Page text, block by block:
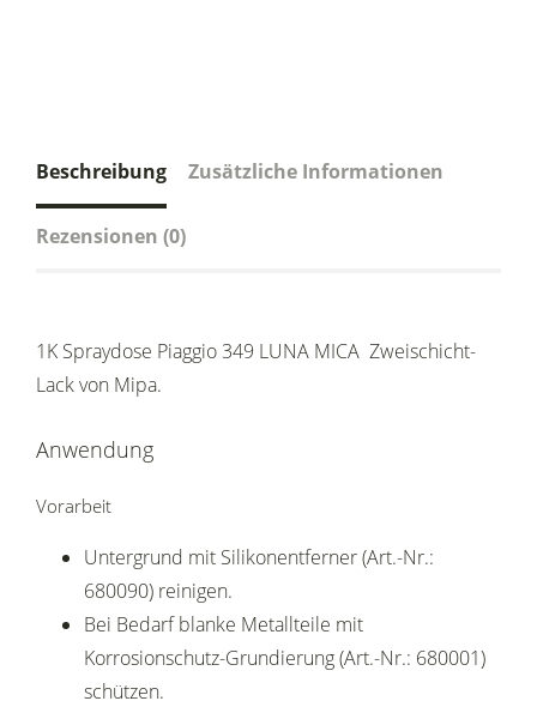
Beschreibung Zusätzliche Informationen
Rezensionen (0)
1K Spraydose Piaggio 349 LUNA MICA Zweischicht-
Lack von Mipa.
Anwendung
Vorarbeit
Untergrund mit Silikonentferner (Art.-Nr.:
680090) reinigen.
Bei Bedarf blanke Metallteile mit
Korrosionschutz-Grundierung (Art.-Nr.: 680001)
schützen.